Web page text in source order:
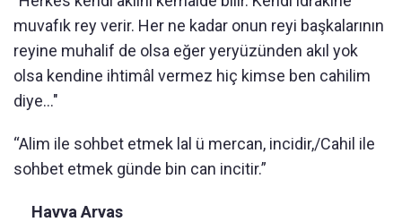
muvafık rey verir. Her ne kadar onun reyi başkalarının
reyine muhalif de olsa eğer yeryüzünden akıl yok
olsa kendine ihtimâl vermez hiç kimse ben cahilim
diye..."
“Alim ile sohbet etmek lal ü mercan, incidir,/Cahil ile
sohbet etmek günde bin can incitir.”
Havva Arvas